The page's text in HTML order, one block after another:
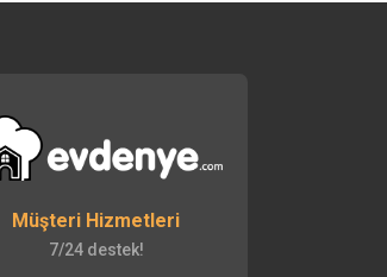
Müşteri Hizmetleri
7/24 destek!